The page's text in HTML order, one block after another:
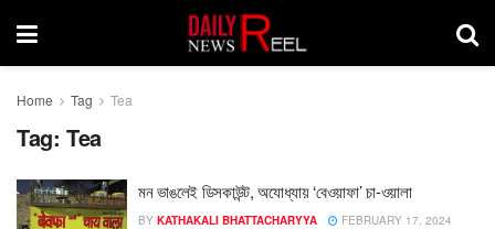
Home Tag Tea
Tag: Tea
মন ভাঙলেই ডিসকাউন্ট, অযোধ্যায় ‘বেওয়াফা’ চা-ওয়ালা
BY KATHAKALI BHATTACHARYYA
FEBRUARY 17, 2024